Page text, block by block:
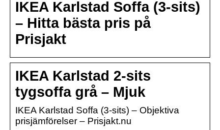
IKEA Karlstad Soffa (3-sits)
– Hitta bästa pris på
Prisjakt
IKEA Karlstad 2-sits
tygsoffa grå – Mjuk
IKEA Karlstad Soffa (3-sits) – Objektiva
prisjämförelser – Prisjakt.nu